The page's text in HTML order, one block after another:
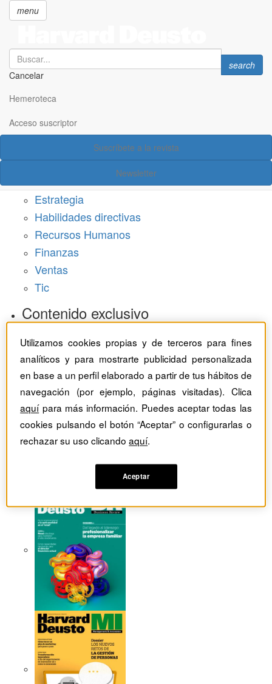
principal
menu
Search
Cancelar
Search
search
Hemeroteca
Acceso suscriptor
Suscríbete a la revista
Newsletter
Acceso suscriptor
Estrategia
Habilidades directivas
Recursos Humanos
Finanzas
Ventas
Tic
Contenido exclusivo
The Bold Choice selección exclusiva
Top Employers selección exclusiva
Hemeroteca
Monográficos
Dossieres
Revistas del mes
Utilizamos cookies propias y de terceros para fines
analíticos y para mostrarte publicidad personalizada
en base a un perfil elaborado a partir de tus hábitos de
navegación (por ejemplo, páginas visitadas). Clica
aquípara más información. Puedes aceptar todas las
cookies pulsando el botón “Aceptar” o configurarlas o
rechazar su uso clicandoaquí.
Aceptar